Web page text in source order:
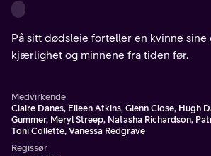
På sitt dødsleie forteller en kvinne sine
kjærlighet og minnene fra tiden før.
Medvirkende
Claire Danes, Eileen Atkins, Glenn Close, Hugh
Gummer, Meryl Streep, Natasha Richardson,
Toni Collette, Vanessa Redgrave
Regissør